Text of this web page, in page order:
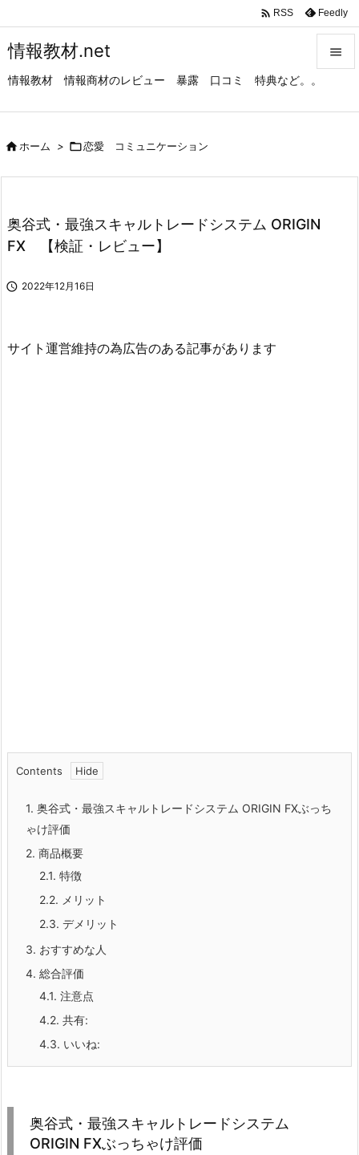
情報教材.net
情報教材 情報商材のレビュー 暴露 口コミ 特典など。。

 RSS Feedly
ホーム > 恋愛 コミュニケーション
奥谷式・最強スキャルトレードシステム ORIGIN
FX 【検証・レビュー】
 2022年12月16日
サイト運営維持の為広告のある記事があります
Contents
1. 奥谷式・最強スキャルトレードシステム ORIGIN FXぶっち
ゃけ評価
2. 商品概要
2.1. 特徴
2.2. メリット
2.3. デメリット
3. おすすめな人
4. 総合評価
4.1. 注意点
4.2. 共有:
4.3. いいね:
奥谷式・最強スキャルトレードシステム
ORIGIN FXぶっちゃけ評価